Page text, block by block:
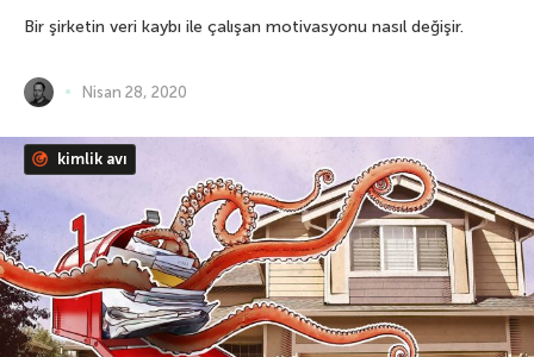
Bir şirketin veri kaybı ile çalışan motivasyonu nasıl değişir.
Nisan 28, 2020
kimlik avı